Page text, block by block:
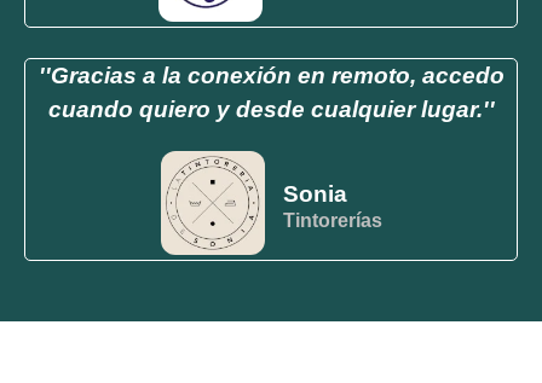
''Gracias a la conexión en remoto, accedo
cuando quiero y desde cualquier lugar.''
Sonia
Tintorerías